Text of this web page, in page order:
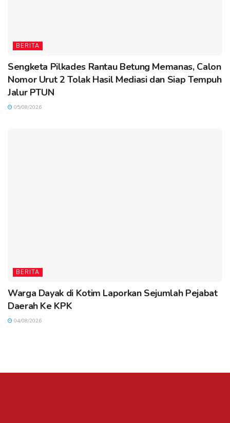
BERITA
Sengketa Pilkades Rantau Betung Memanas, Calon
Nomor Urut 2 Tolak Hasil Mediasi dan Siap Tempuh
Jalur PTUN
05/08/2026
BERITA
Warga Dayak di Kotim Laporkan Sejumlah Pejabat
Daerah Ke KPK
04/08/2026